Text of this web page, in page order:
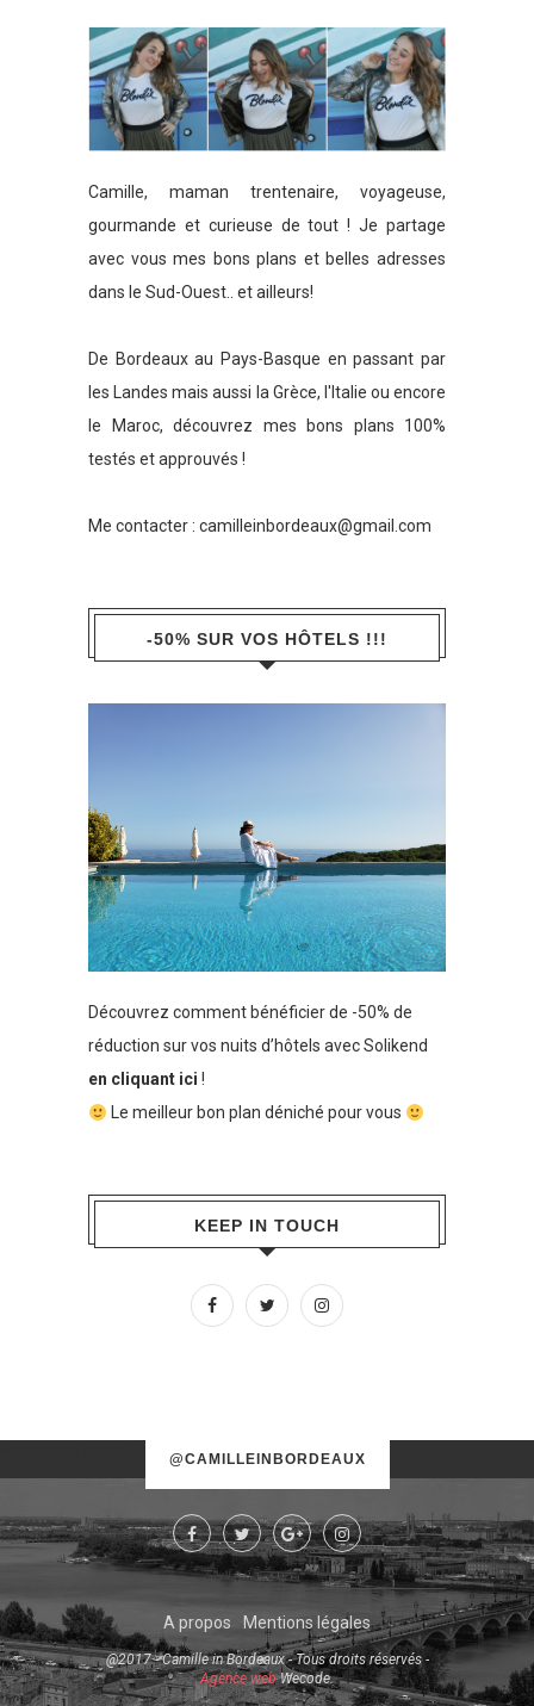
Camille, maman trentenaire, voyageuse,
gourmande et curieuse de tout ! Je partage
avec vous mes bons plans et belles adresses
dans le Sud-Ouest.. et ailleurs!
De Bordeaux au Pays-Basque en passant par
les Landes mais aussi la Grèce, l'Italie ou encore
le Maroc, découvrez mes bons plans 100%
testés et approuvés !
Me contacter : camilleinbordeaux@gmail.com
-50% SUR VOS HÔTELS !!!
Découvrez comment bénéficier de -50% de
réduction sur vos nuits d’hôtels avec Solikend
en cliquant ici !
Le meilleur bon plan déniché pour vous
KEEP IN TOUCH
@CAMILLEINBORDEAUX
Try some other hashtag or username
A propos Mentions légales
@2017 - Camille in Bordeaux - Tous droits réservés -
Agence webWecode.